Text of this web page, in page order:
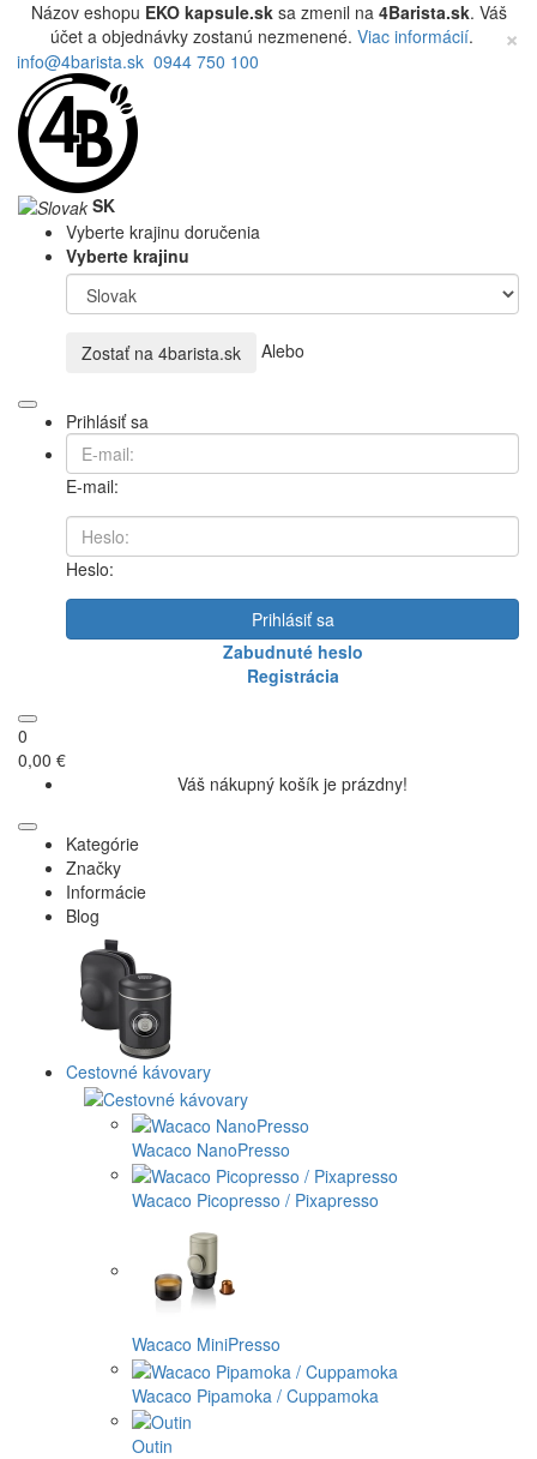
Názov eshopu EKO kapsule.sksa zmenil na 4Barista.sk. Váš
účet a objednávky zostanú nezmenené. Viac informácií. ×
info@4barista.sk 0944 750 100
SK
Vyberte krajinu doručenia
Vyberte krajinu
Zostať na 4barista.sk Alebo
Prihlásiť sa
E-mail:
Heslo:
Prihlásiť sa
Zabudnuté heslo
Registrácia
0
0,00 €
Váš nákupný košík je prázdny!
Kategórie
Značky
Informácie
Blog
Cestovné kávovary
Wacaco NanoPresso
Wacaco Picopresso / Pixapresso
Wacaco MiniPresso
Wacaco Pipamoka / Cuppamoka
Outin